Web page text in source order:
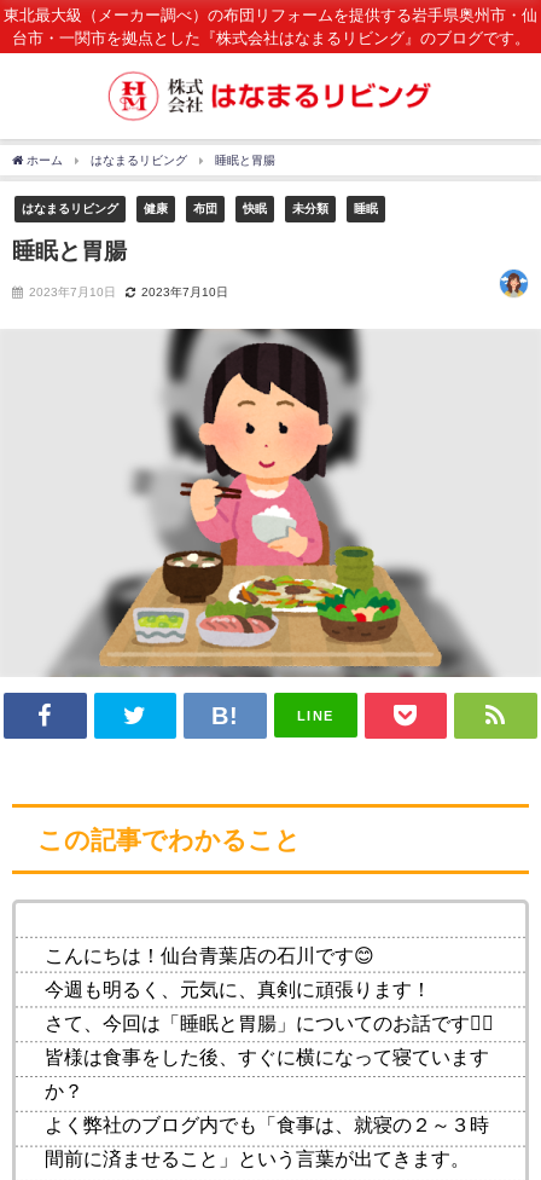
東北最大級（メーカー調べ）の布団リフォームを提供する岩手県奥州市・仙
台市・一関市を拠点とした『株式会社はなまるリビング』のブログです。
ホーム はなまるリビング 睡眠と胃腸
はなまるリビング 健康 布団 快眠 未分類 睡眠
睡眠と胃腸
2023年7月10日 2023年7月10日
LINE
この記事でわかること
こんにちは！仙台青葉店の石川です😊
今週も明るく、元気に、真剣に頑張ります！
さて、今回は「睡眠と胃腸」についてのお話です💁‍♀️
皆様は食事をした後、すぐに横になって寝ています
か？
よく弊社のブログ内でも「食事は、就寝の２～３時
間前に済ませること」という言葉が出てきます。